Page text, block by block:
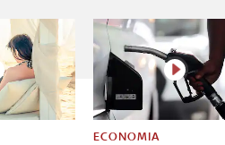
ECONOMIA